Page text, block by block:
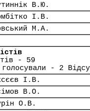
В.Ю.
І.В.
М.А.
- 59
- 2
І.В.
В.О.
О.В.